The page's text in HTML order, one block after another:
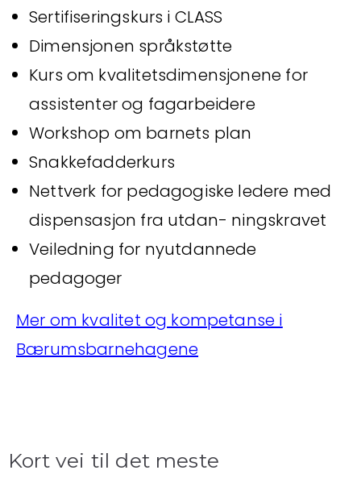
Sertifiseringskurs i CLASS
Dimensjonen språkstøtte
Kurs om kvalitetsdimensjonene for
assistenter og fagarbeidere
Workshop om barnets plan
Snakkefadderkurs
Nettverk for pedagogiske ledere med
dispensasjon fra utdan- ningskravet
Veiledning for nyutdannede
pedagoger
Mer om kvalitet og kompetanse i
Bærumsbarnehagene
Kort vei til det meste